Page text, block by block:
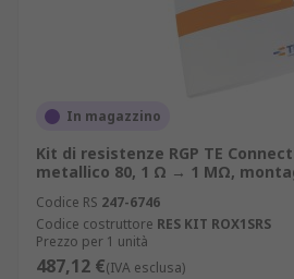
In magazzino
Kit di resistenze RGP TE
metallico 80, 1 Ω → 1 MΩ,
Codice RS 247-6746
Codice costruttore RES KIT ROX1SRS
Prezzo per 1 unità
487,12 €(IVA esclusa)